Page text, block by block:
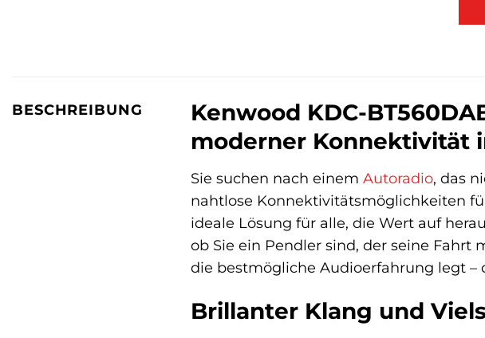
BESCHREIBUNG
Kenwood KDC-
moderner Konnektivität
Sie suchen nach einem Autoradio, das
nahtlose Konnektivitätsmöglichkeiten
ideale Lösung für alle, die Wert auf
ob Sie ein Pendler sind, der seine Fahrt
die bestmögliche Audioerfahrung legt –
Brillanter Klang und